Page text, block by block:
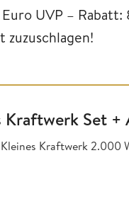
UVP –
zuzuschlagen!
Set +
Kraftwerk 2.000